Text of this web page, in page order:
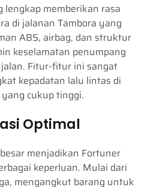
memberikan rasa
di jalanan Tambora yang
ABS, airbag, dan struktur
keselamatan penumpang
Fitur-fitur ini sangat
kepadatan lalu lintas di
cukup tinggi.
Optimal
menjadikan Fortuner
keperluan. Mulai dari
mengangkut barang untuk